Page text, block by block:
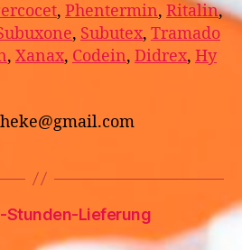
, Phentermin, Ritalin,
, Subutex, Tramado
, Xanax, Codein, Didrex, Hy
Stunden-Lieferung